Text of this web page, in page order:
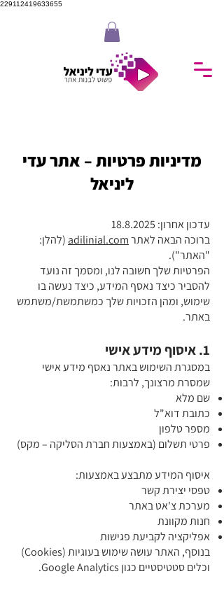
229112419633655
מדיניות פרטיות – אתר עדי
ליניאל
עדכון אחרון: 18.8.2025
ברוכה הבאה לאתרadilinial.com (להלן:
"האתר").
הפרטיות שלך חשובה לנו, ומסמך זה נועד
להסביר כיצד נאסף המידע, כיצד נעשה בו
שימוש, ומהן הזכויות שלך כמשתמשת/משתמש
באתר.
1. איסוף מידע אישי
במסגרת השימוש באתר נאסף מידע אישי
שמסרת מרצונך, לרבות:
שם מלא
כתובת דוא"ל
מספר טלפון
פרטי תשלום (באמצעות חברת הסליקה – מקס)
איסוף המידע מתבצע באמצעות:
טפסי יצירת קשר
מערכת צ'אט באתר
חנות מקוונת
אפליקציה לקביעת פגישות
בנוסף, האתר עושה שימוש בעוגיות (Cookies)
וכלים סטטיסטיים כגון Google Analytics.